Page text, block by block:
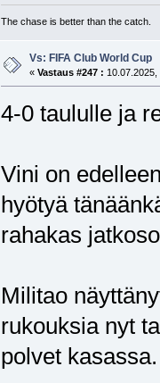
The chase is better than the catch.
Vs: FIFA Club World Cup
« Vastaus #247 :
4-0 taululle ja
Vini on
hyötyä
rahakas
Militao
rukouksia nyt
polvet kasassa.